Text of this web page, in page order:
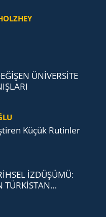
ÜNİVERSİTE
Küçük Ru­tin­ler
İZDÜŞÜMÜ:
TÜRKİSTAN
MİRASI